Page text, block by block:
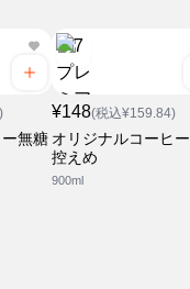
無糖
¥148(税込¥159.84)
オリジナルコーヒ
控えめ
900ml